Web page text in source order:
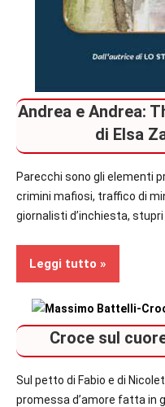
Andrea e Andrea:
di Elsa
Parecchi sono gli elementi
crimini mafiosi, traffico di
giornalisti d’inchiesta, stupri
Leggi tutto
Thriller
Croce sul
Sul petto di Fabio e di
promessa d’amore fatta in